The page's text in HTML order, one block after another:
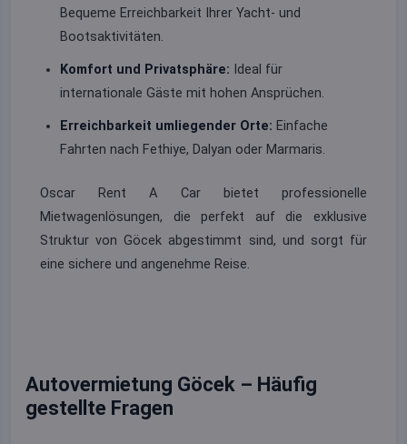
Bequeme Erreichbarkeit Ihrer Yacht- und
Bootsaktivitäten.
Komfort und Privatsphäre: Ideal für
internationale Gäste mit hohen Ansprüchen.
Erreichbarkeit umliegender Orte: Einfache
Fahrten nach Fethiye, Dalyan oder Marmaris.
Oscar Rent A Car bietet professionelle
Mietwagenlösungen, die perfekt auf die exklusive
Struktur von Göcek abgestimmt sind, und sorgt für
eine sichere und angenehme Reise.
Autovermietung Göcek – Häufig
gestellte Fragen